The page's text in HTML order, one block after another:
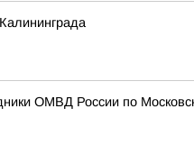
ОМВД России по